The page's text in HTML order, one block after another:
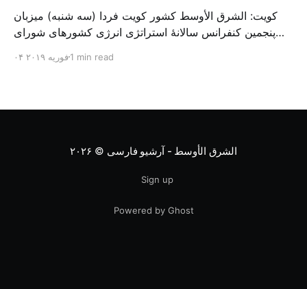
کویت: الشرق الأوسط کشور کویت فردا (سه شنبه) میزبان
پنجمین کنفرانس سالانهٔ استراتژی انرژی کشورهای شورای
متخصص از شرکت‌های جهانی نفت و گاز در این کنفرانس
۰۴ فوریه ۲۰۱۹1 min read
الشرق الأوسط - آرشیو فارسی © ۲۰۲۶
Sign up
Powered by Ghost